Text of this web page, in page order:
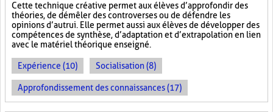
Cette technique créative permet aux élèves d’approfondir des
théories, de démêler des controverses ou de défendre les
opinions d’autrui. Elle permet aussi aux élèves de développer des
compétences de synthèse, d’adaptation et d’extrapolation en lien
avec le matériel théorique enseigné.
Expérience (10) Socialisation (8)
Approfondissement des connaissances (17)